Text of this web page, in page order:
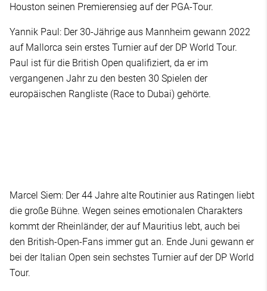
Houston seinen Premierensieg auf der PGA-Tour.
Yannik Paul: Der 30-Jährige aus Mannheim gewann 2022
auf Mallorca sein erstes Turnier auf der DP World Tour.
Paul ist für die British Open qualifiziert, da er im
vergangenen Jahr zu den besten 30 Spielen der
europäischen Rangliste (Race to Dubai) gehörte.
Marcel Siem: Der 44 Jahre alte Routinier aus Ratingen liebt
die große Bühne. Wegen seines emotionalen Charakters
kommt der Rheinländer, der auf Mauritius lebt, auch bei
den British-Open-Fans immer gut an. Ende Juni gewann er
bei der Italian Open sein sechstes Turnier auf der DP World
Tour.